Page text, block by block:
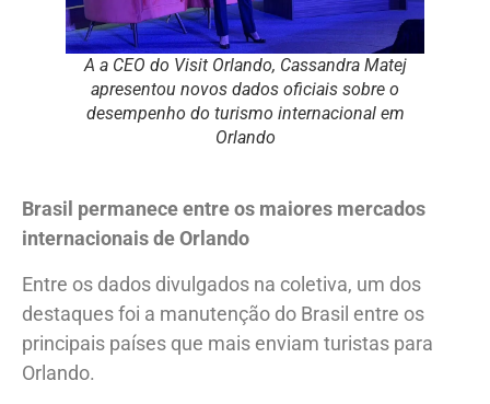
A a CEO do Visit Orlando, Cassandra Matej
apresentou novos dados oficiais sobre o
desempenho do turismo internacional em
Orlando
Brasil permanece entre os maiores mercados
internacionais de Orlando
Entre os dados divulgados na coletiva, um dos
destaques foi a manutenção do Brasil entre os
principais países que mais enviam turistas para
Orlando.